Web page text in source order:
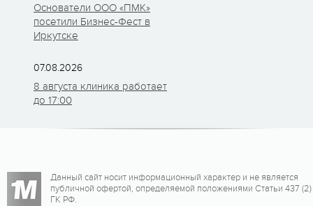
Основатели ООО «ПМК»
посетили Бизнес-Фест в
Иркутске
07.08.2026
8 августа клиника работает
до 17:00
Данный сайт носит информационный характер и не является
публичной офертой, определяемой положениями Статьи 437 (2)
ГК РФ.